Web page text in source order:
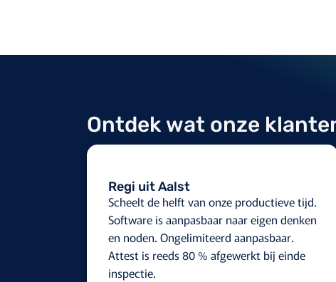
Ontdek wat onze
Regi uit Aalst
Scheelt de helft van onze productieve tijd.
Software is aanpasbaar naar eigen denken
en noden. Ongelimiteerd aanpasbaar.
Attest is reeds 80 % afgewerkt bij einde
inspectie.